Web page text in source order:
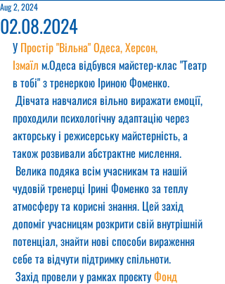
02.08.2024
Aug 2, 2024
У Простір "Вільна" Одеса, Херсон,
Ізмаїл м.Одеса відбувся майстер-клас "Театр
в тобі" з тренеркою Іриною Фоменко.
Дівчата навчалися вільно виражати емоції,
проходили психологічну адаптацію через
акторську і режисерську майстерність, а
також розвивали абстрактне мислення.
Велика подяка всім учасникам та нашій
чудовій тренерці Ірині Фоменко за теплу
атмосферу та корисні знання. Цей захід
допоміг учасницям розкрити свій внутрішній
потенціал, знайти нові способи вираження
себе та відчути підтримку спільноти.
Захід провели у рамках проєкту Фонд